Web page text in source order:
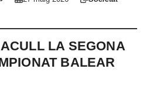
LA SEGONA
BALEAR